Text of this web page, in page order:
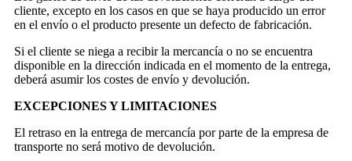
cliente, excepto en los casos en que se haya producido un error
en el envío o el producto presente un defecto de fabricación.
Si el cliente se niega a recibir la mercancía o no se encuentra
disponible en la dirección indicada en el momento de la entrega,
deberá asumir los costes de envío y devolución.
EXCEPCIONES Y LIMITACIONES
El retraso en la entrega de mercancía por parte de la empresa de
transporte no será motivo de devolución.